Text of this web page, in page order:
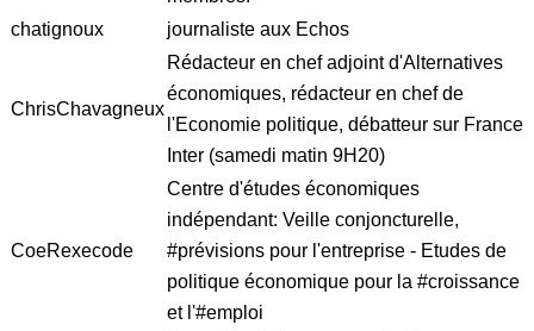
chatignoux
journaliste aux Echos
ChrisChavagneux
Rédacteur en chef adjoint d'Alternatives
économiques, rédacteur en chef de
l'Economie politique, débatteur sur France
Inter (samedi matin 9H20)
CoeRexecode
Centre d'études économiques
indépendant: Veille conjoncturelle,
#prévisions pour l'entreprise - Etudes de
politique économique pour la #croissance
et l'#emploi